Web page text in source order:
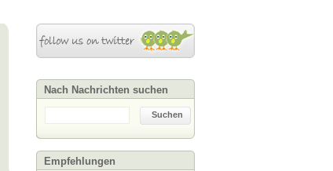
Nach Nachrichten suchen
Suchen
Empfehlungen